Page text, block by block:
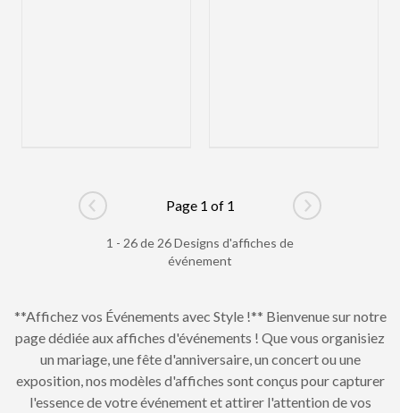
Go to previous page
Page 1 of 1
Go to next
1 - 26 de 26 Designs d'affiches de
événement
**Affichez vos Événements avec Style !** Bienvenue sur notre
page dédiée aux affiches d'événements ! Que vous organisiez
un mariage, une fête d'anniversaire, un concert ou une
exposition, nos modèles d'affiches sont conçus pour capturer
l'essence de votre événement et attirer l'attention de vos